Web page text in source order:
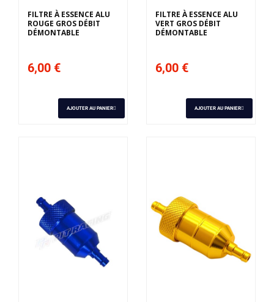
FILTRE À ESSENCE ALU
ROUGE GROS DÉBIT
DÉMONTABLE
6,00 €
AJOUTER AU PANIER
FILTRE À ESSENCE ALU
VERT GROS DÉBIT
DÉMONTABLE
6,00 €
AJOUTER AU PANIER